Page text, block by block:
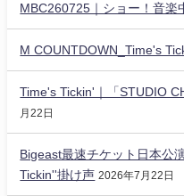
MBC260725｜ショー！音楽
M COUNTDOWN_Time's
Time's Tickin'｜「STUDIO
月22日
Bigeast最速チケット日本公
Tickin''掛け声 2026年7月22日